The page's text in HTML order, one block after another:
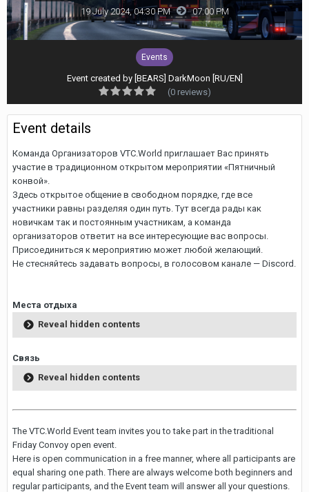
19 July 2024, 04:30 PM 07:00 PM
Events
Event created by [BEARS] DarkMoon [RU/EN]
(0 reviews)
Event details
Команда Организаторов VTC.World приглашает Вас принять
участие в традиционном открытом мероприятии «Пятничный
конвой».
Здесь открытое обще ние в свободном порядке, где все
участники равны разделяя один путь. Тут всегда рады как
новичкам так и постоянным участникам, а команда
организаторов ответит на все интересующие вас вопросы.
Присоединиться к мероприятию может любой желающий.
Не стесняйтесь задавать вопросы, в голосовом канале — Discord.
Места отдыха
Reveal hidden contents
Связь
Reveal hidden contents
The VTC.World Event team invites you to take part in the traditional
Friday Convoy open event.
Here is open communication in a free manner, where all participants are
equal sharing one path. There are always welcome both beginners and
regular participants, and the Event team will answer all your questions.